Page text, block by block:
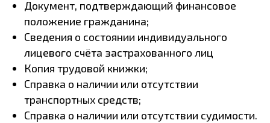
Документ, подтверждающий финансовое
положение гражданина;
Сведения о состоянии индивидуального
лицевого счёта застрахованного лиц
Копия трудовой книжки;
Справка о наличии или отсутствии
транспортных средств;
Справка о наличии или отсутствии судимости.